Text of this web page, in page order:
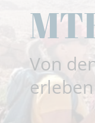
Von
erleben